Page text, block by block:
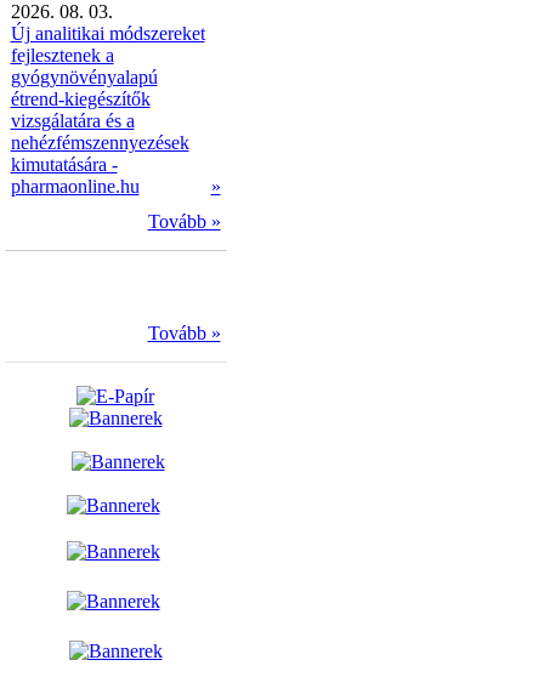
2026. 08. 03.
Új analitikai módszereket
fejlesztenek a
gyógynövényalapú
étrend-kiegészítők
vizsgálatára és a
nehézfémszennyezések
kimutatására -
pharmaonline.hu
»
Tovább »
Tovább »